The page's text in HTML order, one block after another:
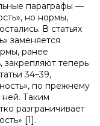
параграфы —
но нормы,
В статьях
заменяется
ранее
теперь
34–39,
по прежнему
Таким
разграничивает
[1].